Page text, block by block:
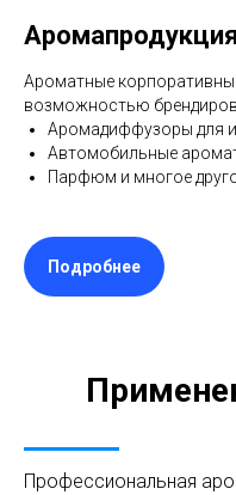
Ароматные
возможностью
Аромадиффузоры для
Автомобильные
Парфюм и многое
Подробнее
Профессиональная